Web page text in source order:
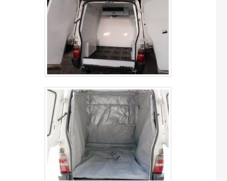
com os serviços; Responsável; Altamente qualificada;
Inovadora; Segura.A MELHOR OPÇÃO PARA PMOC
CLIMATIZAÇÃONa Casqueiro e Souza tem o que há de
melhor no mercado de pmoc climatização. Sempre de
olho no mercado, traz novidades em itens como
projetos de refrigeração e climatização e conserto de
câmaras frigoríficas.Tem rótulo de comprometida com os
serviços e altamente qualificada, padrões alcançados
realizadas as atividades e projetos bem
estruturados. Tudo isso, somado a uma equipe
multidisciplinar de profissionais capacitados e com vasta
experiência de mercado, fecha todo o ciclo de entrega
com excelência para a carteira de clientes.